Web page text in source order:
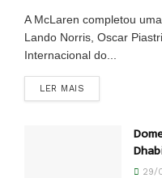
A McLaren completou
Lando Norris, Oscar
Internacional do...
LER MAIS
29/